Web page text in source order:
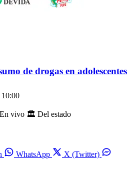
de drogas en adolescentes
10:00
vivo 🏛️ Del estado
WhatsApp
X (Twitter)